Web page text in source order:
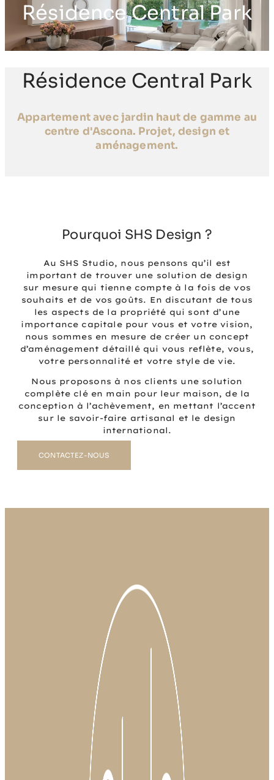
Résidence Central Park
Résidence Central Park
Appartement avec jardin haut de gamme au
centre d'Ascona. Projet, design et
aménagement.
Pourquoi SHS Design ?
Au SHS Studio, nous pensons qu’il est
important de trouver une solution de design
sur mesure qui tienne compte à la fois de vos
souhaits et de vos goûts. En discutant de tous
les aspects de la propriété qui sont d’une
importance capitale pour vous et votre vision,
nous sommes en mesure de créer un concept
d’aménagement détaillé qui vous reflète, vous,
votre personnalité et votre style de vie.
Nous proposons à nos clients une solution
complète clé en main pour leur maison, de la
conception à l’achèvement, en mettant l’accent
sur le savoir-faire artisanal et le design
international.
CONTACTEZ-NOUS